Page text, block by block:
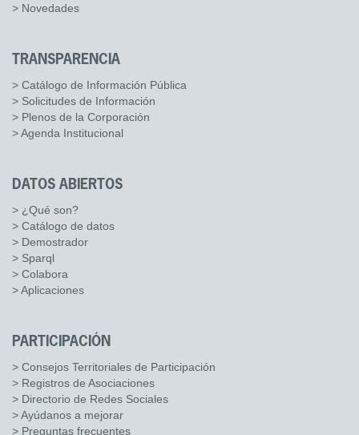
> Novedades
TRANSPARENCIA
> Catálogo de Información Pública
> Solicitudes de Información
> Plenos de la Corporación
> Agenda Institucional
DATOS ABIERTOS
> ¿Qué son?
> Catálogo de datos
> Demostrador
> Sparql
> Colabora
> Aplicaciones
PARTICIPACIÓN
> Consejos Territoriales de Participación
> Registros de Asociaciones
> Directorio de Redes Sociales
> Ayúdanos a mejorar
> Preguntas frecuentes